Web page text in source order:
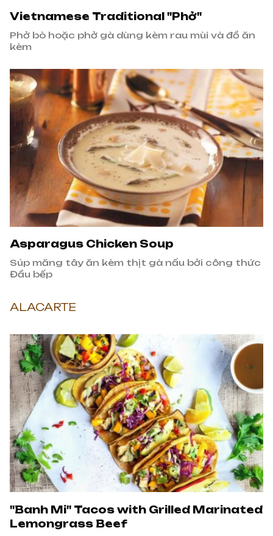
Vietnamese Traditional "Phở"
Phở bò hoặc phở gà dùng kèm rau mùi và đồ ăn
kèm
Asparagus Chicken Soup
Súp măng tây ăn kèm thịt gà nấu bởi công thức
Đầu bếp
ALACARTE
"Banh Mi" Tacos with Grilled Marinated
Lemongrass Beef